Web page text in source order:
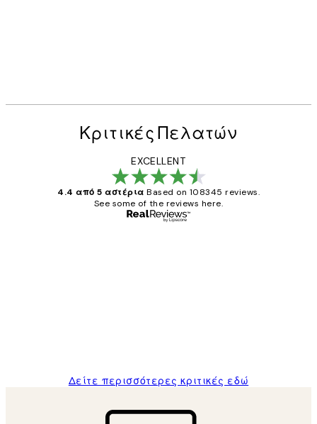
Κριτικές Πελατών
EXCELLENT
4.4 από 5 αστέρια Based on 108345 reviews.
See some of the reviews here.
Δείτε περισσότερες κριτικές εδώ